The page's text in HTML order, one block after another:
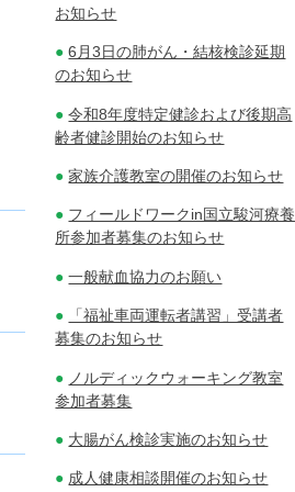
お知らせ
6月3日の肺がん・結核検診延期
のお知らせ
令和8年度特定健診および後期高
齢者健診開始のお知らせ
家族介護教室の開催のお知らせ
フィールドワークin国立駿河療養
所参加者募集のお知らせ
一般献血協力のお願い
「福祉車両運転者講習」受講者
募集のお知らせ
ノルディックウォーキング教室
参加者募集
大腸がん検診実施のお知らせ
成人健康相談開催のお知らせ